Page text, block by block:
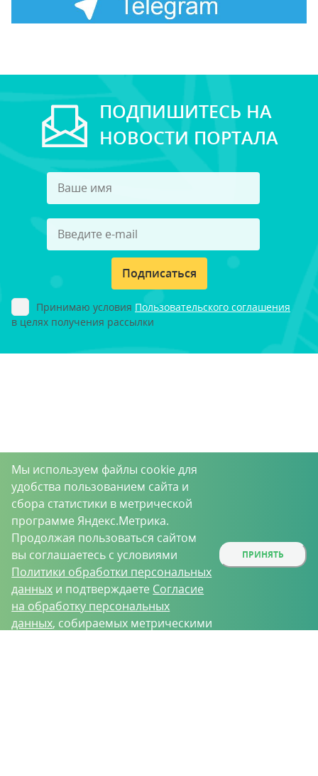
ПОДПИШИТЕСЬ НА
НОВОСТИ ПОРТАЛА
Подписаться
Принимаю условия Пользовательского соглашения
в целях получения рассылки
Мы используем файлы cookie для
удобства пользованием сайта и
сбора статистики в метрической
программе Яндекс.Метрика.
Продолжая пользоваться сайтом
вы соглашаетесь с условиями
Политики обработки персональных
данных и подтверждаете Согласие
на обработку персональных
данных, собираемых метрическими
ПРИНЯТЬ